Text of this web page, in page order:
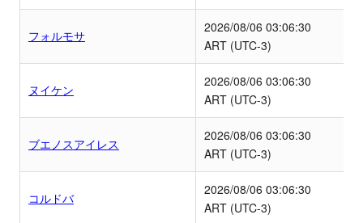
フォルモサ
2026/08/06 03:06:30
ART (UTC-3)
ヌイケン
2026/08/06 03:06:30
ART (UTC-3)
ブエノスアイレス
2026/08/06 03:06:30
ART (UTC-3)
コルドバ
2026/08/06 03:06:30
ART (UTC-3)